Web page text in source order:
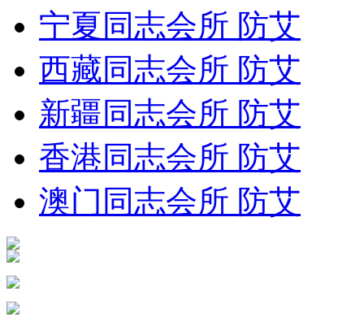
宁夏同志会所 防艾
西藏同志会所 防艾
新疆同志会所 防艾
香港同志会所 防艾
澳门同志会所 防艾